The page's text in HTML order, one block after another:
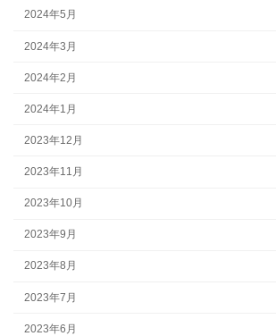
2024年5月
2024年3月
2024年2月
2024年1月
2023年12月
2023年11月
2023年10月
2023年9月
2023年8月
2023年7月
2023年6月